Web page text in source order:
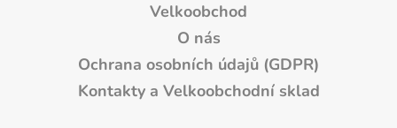
Velkoobchod
O nás
Ochrana osobních údajů (GDPR)
Kontakty a Velkoobchodní sklad